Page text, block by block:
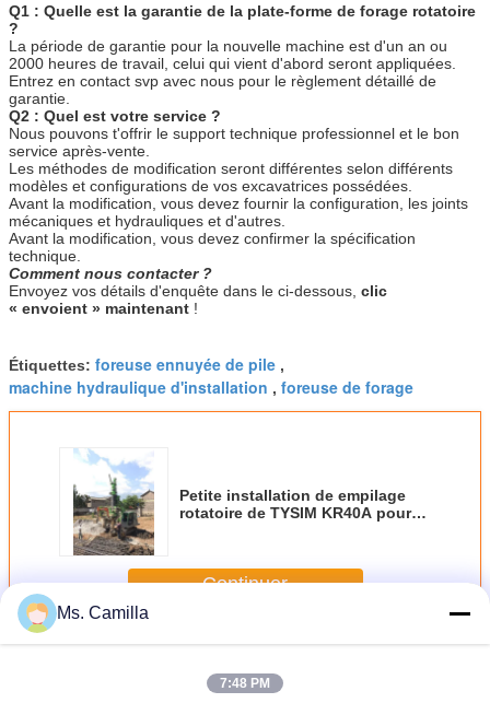
Q1 : Quelle est la garantie de la plate-forme de forage rotatoire
?
La période de garantie pour la nouvelle machine est d'un an ou
2000 heures de travail, celui qui vient d'abord seront appliquées.
Entrez en contact svp avec nous pour le règlement détaillé de
garantie.
Q2 : Quel est votre service ?
Nous pouvons t'offrir le support technique professionnel et le bon
service après-vente.
Les méthodes de modification seront différentes selon différents
modèles et configurations de vos excavatrices possédées.
Avant la modification, vous devez fournir la configuration, les joints
mécaniques et hydrauliques et d'autres.
Avant la modification, vous devez confirmer la spécification
technique.
Comment nous contacter ?
Envoyez vos détails d'enquête dans le ci-dessous, clic
« envoient » maintenant !
Étiquettes: foreuse ennuyée de pile ,
machine hydraulique d'installation , foreuse de forage
Petite installation de empilage
rotatoire de TYSIM KR40A pour
Pile de construction
Continuer
PlusForage de pieux hydraulique
Ms. Camilla
7:48 PM